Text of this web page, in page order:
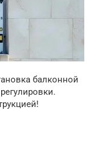
балконной